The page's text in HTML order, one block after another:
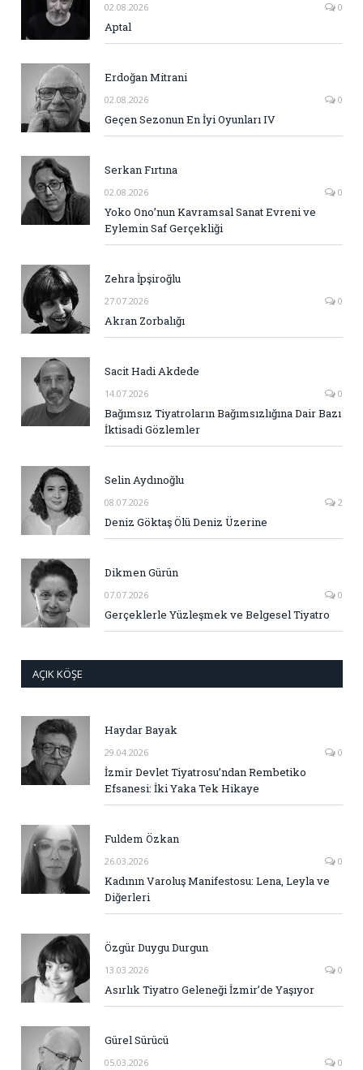
02.08.2026 0
Aptal
Erdoğan Mitrani
02.08.2026 0
Geçen Sezonun En İyi Oyunları IV
Serkan Fırtına
02.08.2026 0
Yoko Ono’nun Kavramsal Sanat Evreni ve
Eylemin Saf Gerçekliği
Zehra İpşiroğlu
27.07.2026 0
Akran Zorbalığı
Sacit Hadi Akdede
14.07.2026 0
Bağımsız Tiyatroların Bağımsızlığına Dair Bazı
İktisadi Gözlemler
Selin Aydınoğlu
08.07.2026 2
Deniz Göktaş Ölü Deniz Üzerine
Dikmen Gürün
07.07.2026 0
Gerçeklerle Yüzleşmek ve Belgesel Tiyatro
AÇIK KÖŞE
Haydar Bayak
29.04.2026 0
İzmir Devlet Tiyatrosu’ndan Rembetiko
Efsanesi: İki Yaka Tek Hikaye
Fuldem Özkan
26.03.2026 0
Kadının Varoluş Manifestosu: Lena, Leyla ve
Diğerleri
Özgür Duygu Durgun
13.03.2026 0
Asırlık Tiyatro Geleneği İzmir’de Yaşıyor
Gürel Sürücü
05.03.2026 0